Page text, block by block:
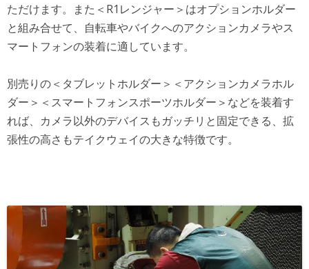
ただけます。また＜R1レンジャー＞はオプションホルダー
と組み合せて、自転車やバイクへのアクションカメラやス
マートフォンの装着に適しています。
別売りの＜タブレットホルダー＞＜アクションカメラホル
ダー＞＜スマートフォンスポーツホルダー＞などを装着す
れば、カメラ以外のデバイスもガッチリと固定できる、拡
張性の高さもテイクウェイの大きな特徴です。